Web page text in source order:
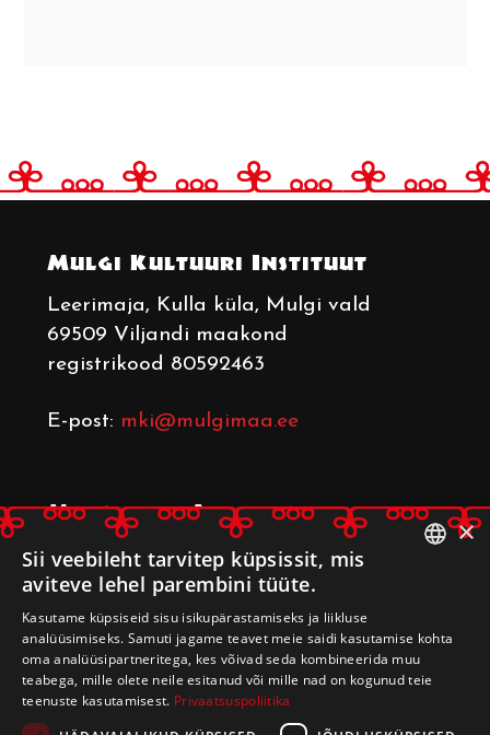
Mulgi Kultuuri Instituut
Leerimaja, Kulla küla, Mulgi vald
69509 Viljandi maakond
registrikood 80592463
E-post: mki@mulgimaa.ee
Mulgimaa Arenduskoda
Leerimaja , Kulla küla, Mulgi vald
69509 Viljandi maakond
registrikood 80233014
E-post:arenduskoda@mulgimaa.ee
×
Sii veebileht tarvitep küpsissit, mis
aviteve lehel parembini tüüte.
Kasutame küpsiseid sisu isikupärastamiseks ja liikluse
analüüsimiseks. Samuti jagame teavet meie saidi kasutamise kohta
oma analüüsipartneritega, kes võivad seda kombineerida muu
teabega, mille olete neile esitanud või mille nad on kogunud teie
teenuste kasutamisest. Privaatsuspoliitika